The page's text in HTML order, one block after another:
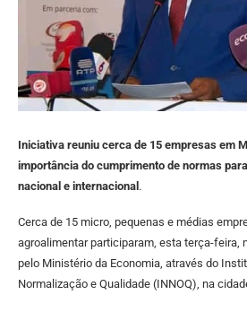
Iniciativa reuniu cerca de 15 empresas em
importância do cumprimento de normas
nacional e internacional .
Cerca de 15 micro, pequenas e médias
agroalimentar participaram, esta terça-feira,
pelo Ministério da Economia, através do
Normalização e Qualidade (INNOQ), na